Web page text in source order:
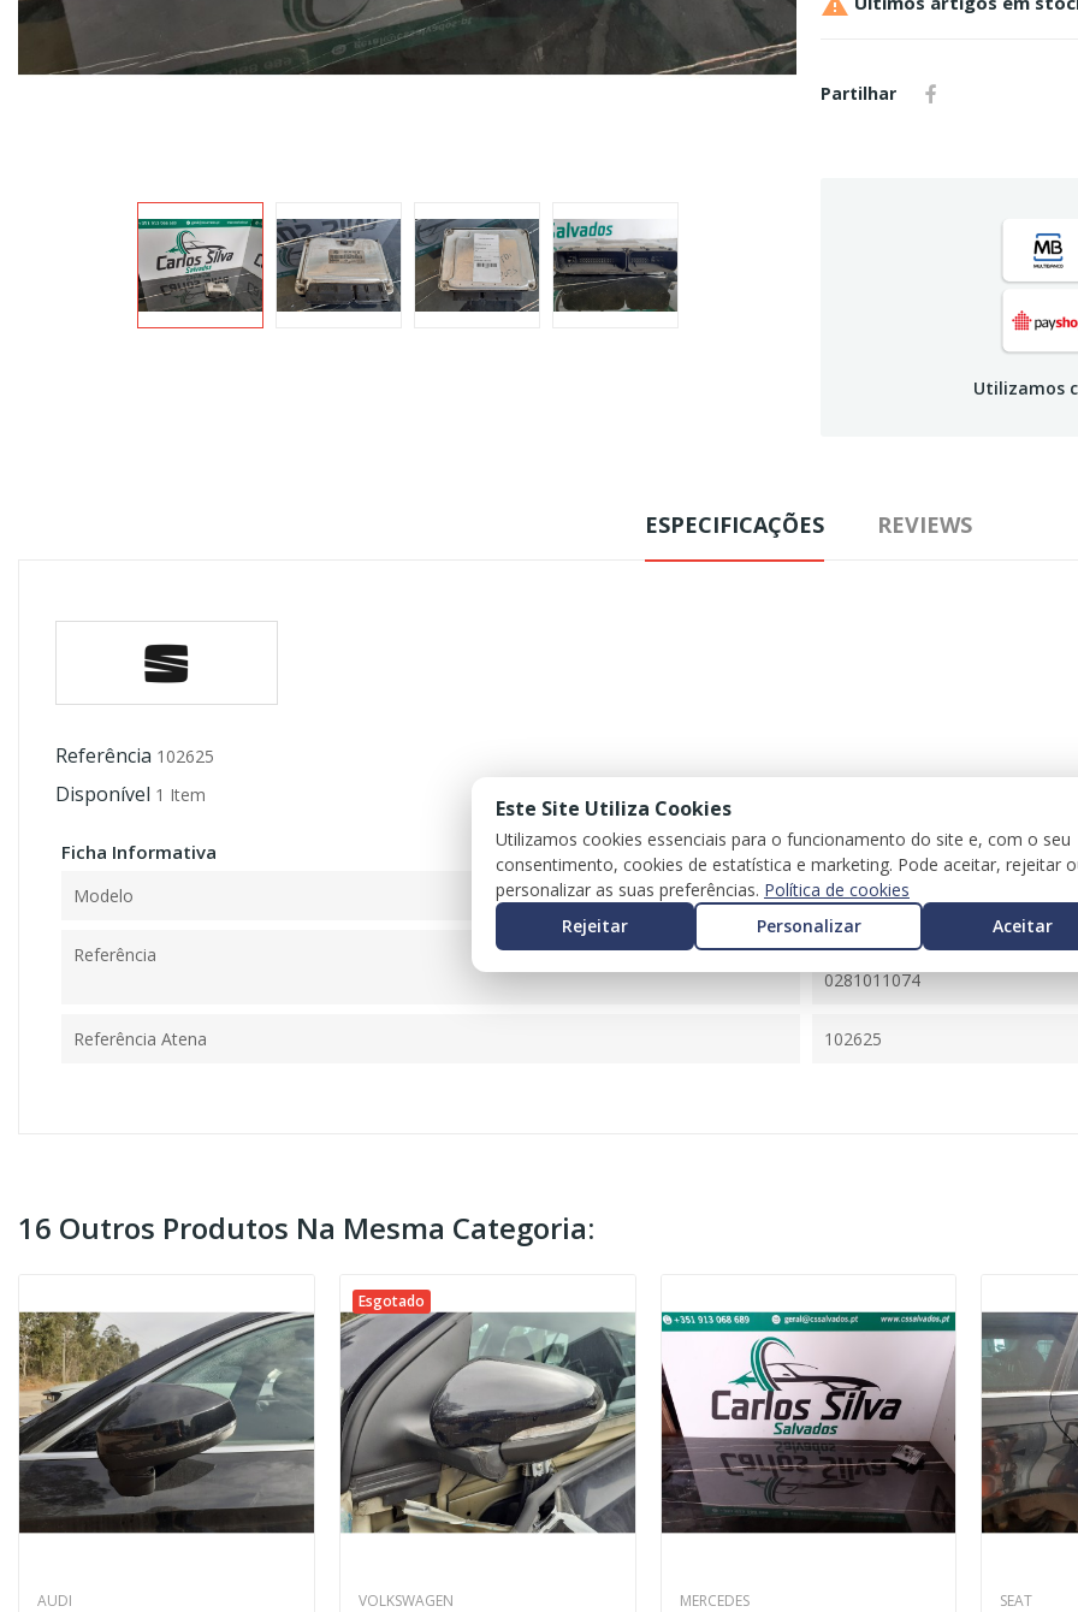
Partilhar
Utilizamos
ESPECIFICAÇÕES REVIEWS
Referência 102625
Disponível 1 Item
Ficha Informativa
Modelo IBIZA III (6L1)
Referência
045906019BB
0281011074
Referência Atena 102625
16 Outros Produtos Na Mesma Categoria:
AUDI
Esgotado
VOLKSWAGEN MERCEDES SEAT
Este Site Utiliza Cookies
Utilizamos cookies essenciais para o funcionamento do site e, com o seu
consentimento, cookies de estatística e marketing. Pode aceitar, rejeitar
personalizar as suas preferências. Política de cookies
Rejeitar
Personalizar Aceitar